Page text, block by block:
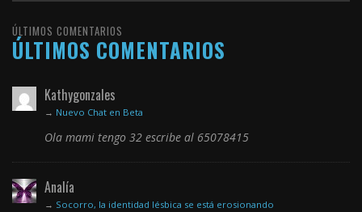
ÚLTIMOS COMENTARIOS
ÚLTIMOS COMENTARIOS
Kathygonzales
→ Nuevo Chat en Beta
Ola mami tengo 32 escribe al 65078415
Analía
→ Socorro, la identidad lésbica se está erosionando